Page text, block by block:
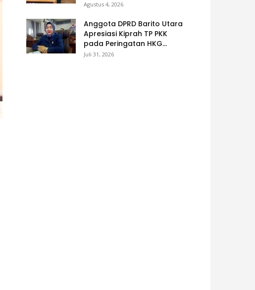
Agustus 4, 2026
Anggota DPRD Barito Utara
Apresiasi Kiprah TP PKK
pada Peringatan HKG...
Juli 31, 2026